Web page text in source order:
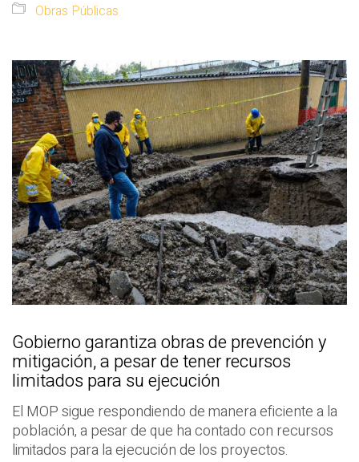
Obras Públicas
Gobierno garantiza obras de prevención y
mitigación, a pesar de tener recursos
limitados para su ejecución
El MOP sigue respondiendo de manera eficiente a la
población, a pesar de que ha contado con recursos
limitados para la ejecución de los proyectos.